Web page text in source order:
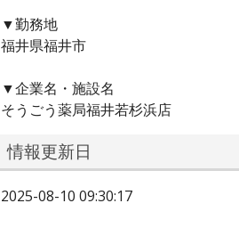
▼勤務地
福井県福井市
▼企業名・施設名
そうごう薬局福井若杉浜店
情報更新日
2025-08-10 09:30:17